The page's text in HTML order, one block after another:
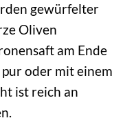
gewürfelter
Oliven
am Ende
oder mit einem
ist reich an